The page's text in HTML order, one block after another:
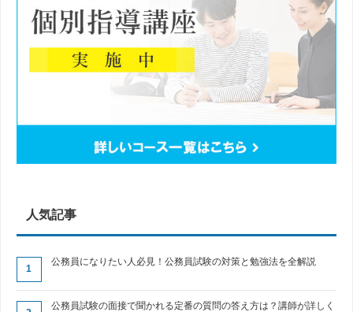
人気記事
公務員になりたい人必見！公務員試験の対策と勉強法を全解説
公務員試験の面接で聞かれる定番の質問の答え方は？講師が詳しく